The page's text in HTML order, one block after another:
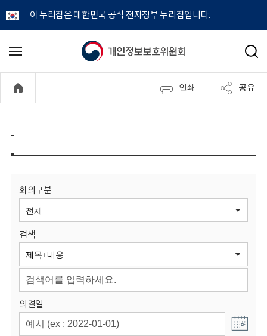
이 누리집은 대한민국 공식 전자정부 누리집입니다.
개
정
보
원
회
메
기
검
인쇄 공유
-
회의구분
검색
의결일